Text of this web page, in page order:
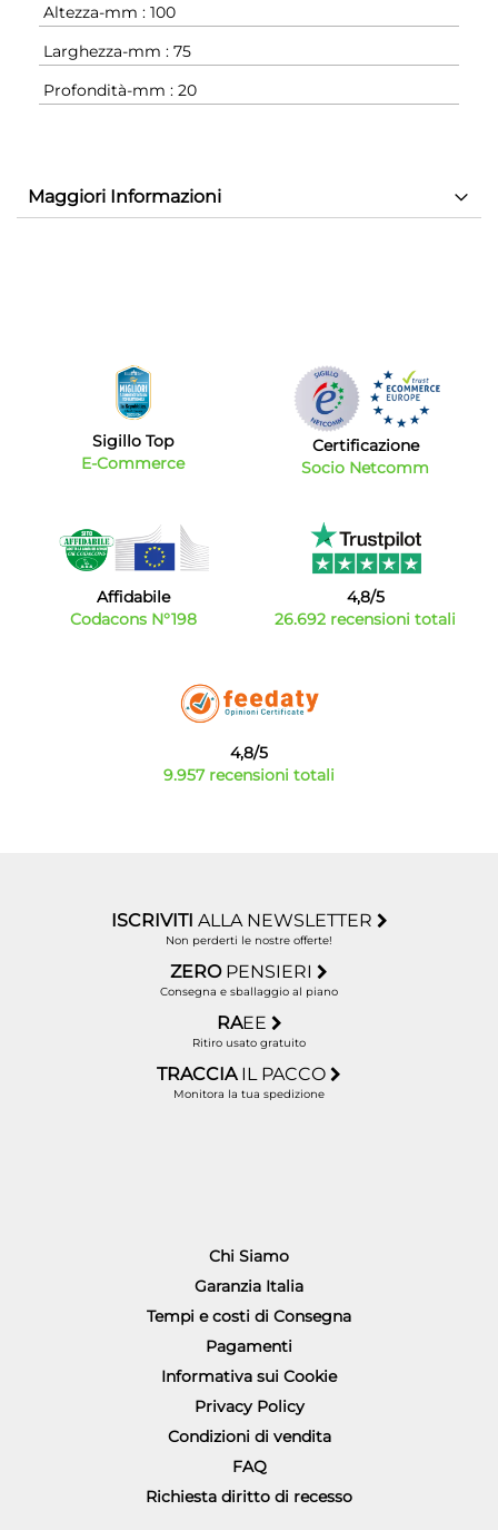
Altezza-mm : 100
Larghezza-mm : 75
Profondità-mm : 20
Maggiori Informazioni
Sigillo Top
E-Commerce
Certificazione
Socio Netcomm
Affidabile
Codacons N°198
4,8/5
26.692 recensioni totali
4,8/5
9.957 recensioni totali
ISCRIVITI ALLA NEWSLETTER
Non perderti le nostre offerte!
ZERO PENSIERI
Consegna e sballaggio al piano
RAEE
Ritiro usato gratuito
TRACCIA IL PACCO
Monitora la tua spedizione
Chi Siamo
Garanzia Italia
Tempi e costi di Consegna
Pagamenti
Informativa sui Cookie
Privacy Policy
Condizioni di vendita
FAQ
Richiesta diritto di recesso